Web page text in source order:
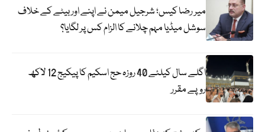
میر رضا کیس؛ شرجیل میمن نے اپنے اور بیٹے کے خلاف
سوشل میڈیا مہم چلانے کا الزام کس پر لگایا؟
اگلے سال کیلئے 40 روزہ حج اسکیم کا پیکیج 12 لاکھ
روپے مقرر